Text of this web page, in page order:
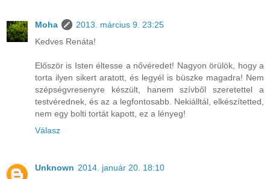
Moha
2013. március 9. 23:25
Kedves Renáta!
Először is Isten éltesse a nővéredet! Nagyon örülök, hogy a
torta ilyen sikert aratott, és legyél is büszke magadra! Nem
szépségvresenyre készült, hanem szívből szeretettel a
testvérednek, és az a legfontosabb. Nekiálltál, elkészítetted,
nem egy bolti tortát kapott, ez a lényeg!
Válasz
Unknown 2014. január 20. 18:10